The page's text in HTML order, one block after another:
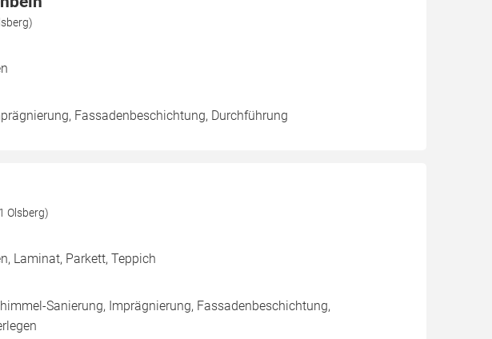
Fassadenbeschichtung, Durchführung
Olsberg)
Laminat, Parkett, Teppich
Sanierung, Imprägnierung, Fassadenbeschichtung,